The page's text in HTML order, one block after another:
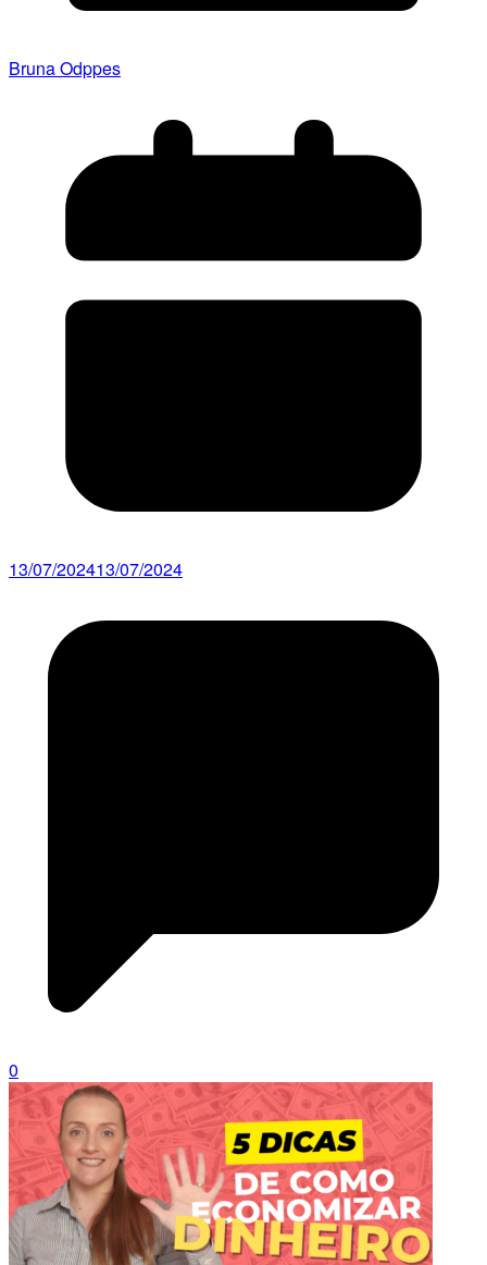
Bruna Odppes
13/07/202413/07/2024
0